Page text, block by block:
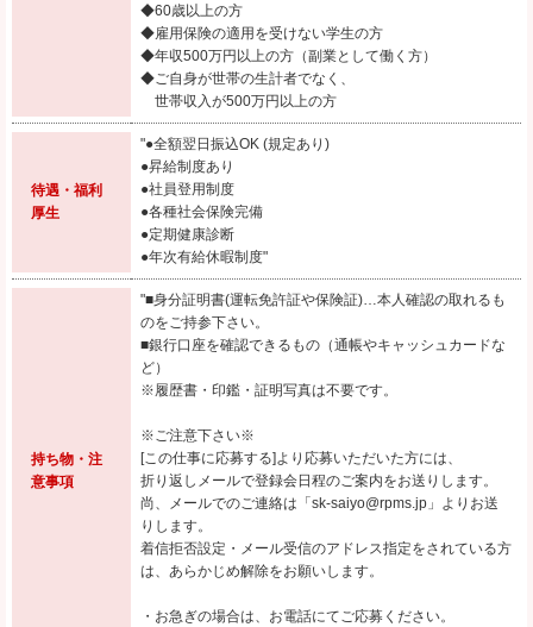
◆60歳以上の方
◆雇用保険の適用を受けない学生の方
◆年収500万円以上の方（副業として働く方）
◆ご自身が世帯の生計者でなく、
世帯収入が500万円以上の方
待遇・福利
厚生
"●全額翌日振込OK (規定あり)
●昇給制度あり
●社員登用制度
●各種社会保険完備
●定期健康診断
●年次有給休暇制度"
持ち物・注
意事項
"■身分証明書(運転免許証や保険証)…本人確認の取れるも
のをご持参下さい。
■銀行口座を確認できるもの（通帳やキャッシュカードな
ど）
※履歴書・印鑑・証明写真は不要です。
※ご注意下さい※
[この仕事に応募する]より応募いただいた方には、
折り返しメールで登録会日程のご案内をお送りします。
尚、メールでのご連絡は「sk-saiyo@rpms.jp」よりお送
りします。
着信拒否設定・メール受信のアドレス指定をされている方
は、あらかじめ解除をお願いします。
・お急ぎの場合は、お電話にてご応募ください。